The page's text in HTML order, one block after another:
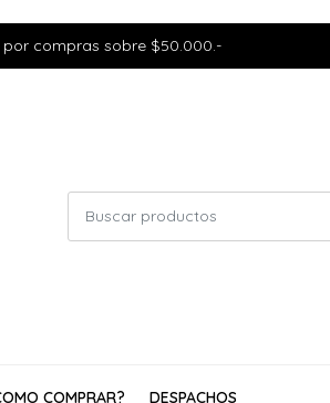
compras sobre $50.000.-
COMPRAR? DESPACHOS